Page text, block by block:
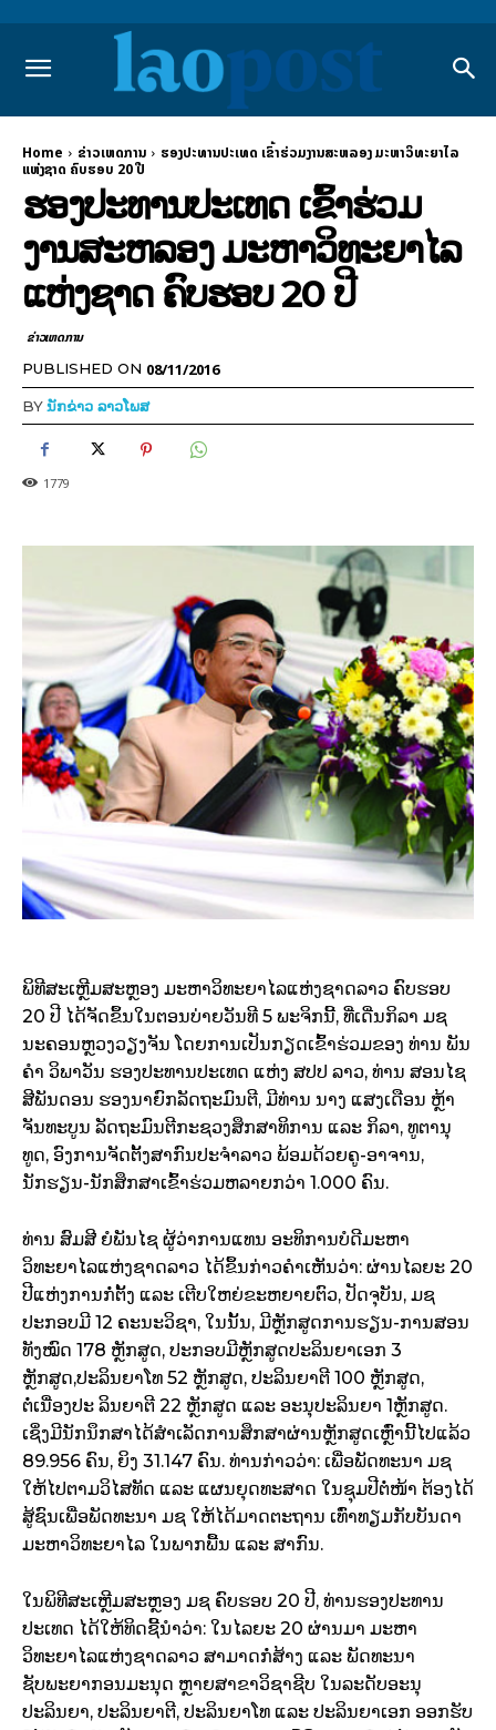
Home ຂ່າວເຫດການ
ຮອງປະທານປະເທດ ເຂົ້າຮ່ວມງານສະຫລອງ ມະຫາວິທະຍາໄລ
ແຫ່ງຊາດ ຄົບຮອບ 20 ປີ
ຮອງປະທານປະເທດ ເຂົ້າຮ່ວມ
ງານສະຫລອງ ມະຫາວິທະຍາໄລ
ແຫ່ງຊາດ ຄົບຮອບ 20 ປີ
ຂ່າວເຫດການ
PUBLISHED ON 08/11/2016
BYນັກຂ່າວ ລາວໂພສ
1779
ພິທີສະເຫຼີມສະຫຼອງ ມະຫາວິທະຍາໄລແຫ່ງຊາດລາວ ຄົບຮອບ
20 ປີ ໄດ້ຈັດຂຶ້ນໃນຕອນບ່າຍວັນທີ 5 ພະຈິກນີ້, ທີ່ເດີ່ນກິລາ ມຊ
ນະຄອນຫຼວງວຽງຈັນ ໂດຍການເປັນກຽດເຂົ້າຮ່ວມຂອງ ທ່ານ ພັນ
ຄໍາ ວິພາວັນ ຮອງປະທານປະເທດ ແຫ່ງ ສປປ ລາວ, ທ່ານ ສອນໄຊ
ສີພັນດອນ ຮອງນາຍົກລັດຖະມົນຕີ, ມີທ່ານ ນາງ ແສງເດືອນ ຫຼ້າ
ຈັນທະບູນ ລັດຖະມົນຕີກະຊວງສຶກສາທິການ ແລະ ກິລາ, ທູຕານຸ
ທູດ, ອົງການຈັດຕັ້ງສາກົນປະຈໍາລາວ ພ້ອມດ້ວຍຄູ-ອາຈານ,
ນັກຮຽນ-ນັກສຶກສາເຂົ້າຮ່ວມຫລາຍກວ່າ 1.000 ຄົນ.
ທ່ານ ສົມສີ ຍໍພັນໄຊ ຜູ້ວ່າການແທນ ອະທິການບໍດີມະຫາ
ວິທະຍາໄລແຫ່ງຊາດລາວ ໄດ້ຂຶ້ນກ່າວຄຳເຫັນວ່າ: ຜ່ານໄລຍະ 20
ປີແຫ່ງການກໍ່ຕັ້ງ ແລະ ເຕີບໃຫຍ່ຂະຫຍາຍຕົວ, ປັດຈຸບັນ, ມຊ
ປະກອບມີ 12 ຄະນະວິຊາ, ໃນນັ້ນ, ມີຫຼັກສູດການຮຽນ-ການສອນ
ທັງໝົດ 178 ຫຼັກສູດ, ປະກອບມີຫຼັກສູດປະລິນຍາເອກ 3
ຫຼັກສູດ,ປະລິນຍາໂທ 52 ຫຼັກສູດ, ປະລິນຍາຕີ 100 ຫຼັກສູດ,
ຕໍ່ເນື່ອງປະ ລິນຍາຕີ 22 ຫຼັກສູດ ແລະ ອະນຸປະລິນຍາ 1ຫຼັກສູດ.
ເຊິ່ງມີນັກນຶກສາໄດ້ສໍາເລັດການສຶກສາຜ່ານຫຼັກສູດເຫຼົ່ານີ້ໄປແລ້ວ
89.956 ຄົນ, ຍິງ 31.147 ຄົນ. ທ່ານກ່າວວ່າ: ເພື່ອພັດທະນາ ມຊ
ໃຫ້ໄປຕາມວິໄສທັດ ແລະ ແຜນຍຸດທະສາດ ໃນຊຸມປີຕໍ່ໜ້າ ຕ້ອງໄດ້
ສູ້ຊົນເພື່ອພັດທະນາ ມຊ ໃຫ້ໄດ້ມາດຕະຖານ ເທົ່າທຽມກັບບັນດາ
ມະຫາວິທະຍາໄລ ໃນພາກພື້ນ ແລະ ສາກົນ.
ໃນພິທີສະເຫຼີມສະຫຼອງ ມຊ ຄົບຮອບ 20 ປີ, ທ່ານຮອງປະທານ
ປະເທດ ໄດ້ໃຫ້ທິດຊີ້ນຳວ່າ: ໃນໄລຍະ 20 ຜ່ານມາ ມະຫາ
ວິທະຍາໄລແຫ່ງຊາດລາວ ສາມາດກໍ່ສ້າງ ແລະ ພັດທະນາ
ຊັບພະຍາກອນມະນຸດ ຫຼາຍສາຂາວິຊາຊີບ ໃນລະດັບອະນຸ
ປະລິນຍາ, ປະລິນຍາຕີ, ປະລິນຍາໂທ ແລະ ປະລິນຍາເອກ ອອກຮັບ